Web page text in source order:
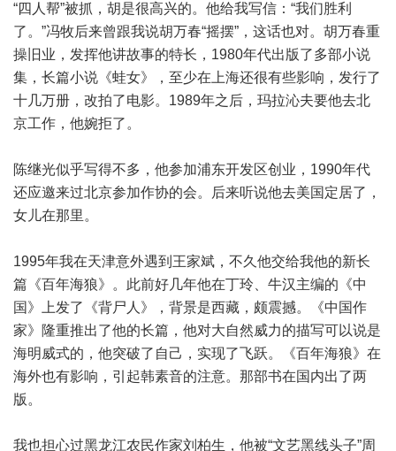
“四人帮”被抓，胡是很高兴的。他给我写信：“我们胜利
了。”冯牧后来曾跟我说胡万春“摇摆”，这话也对。胡万春重
操旧业，发挥他讲故事的特长，1980年代出版了多部小说
集，长篇小说《蛙女》，至少在上海还很有些影响，发行了
十几万册，改拍了电影。1989年之后，玛拉沁夫要他去北
京工作，他婉拒了。
陈继光似乎写得不多，他参加浦东开发区创业，1990年代
还应邀来过北京参加作协的会。后来听说他去美国定居了，
女儿在那里。
1995年我在天津意外遇到王家斌，不久他交给我他的新长
篇《百年海狼》。此前好几年他在丁玲、牛汉主编的《中
国》上发了《背尸人》，背景是西藏，颇震撼。《中国作
家》隆重推出了他的长篇，他对大自然威力的描写可以说是
海明威式的，他突破了自己，实现了飞跃。《百年海狼》在
海外也有影响，引起韩素音的注意。那部书在国内出了两
版。
我也担心过黑龙江农民作家刘柏生，他被“文艺黑线头子”周